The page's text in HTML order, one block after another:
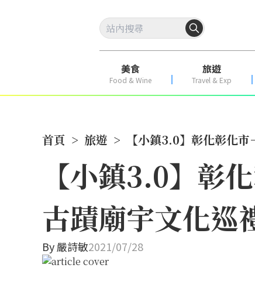
美食
Food & Wine
旅遊
Travel & Exp
首頁 > 旅遊 > 【小鎮3.0】彰化彰化
【小鎮3.0】彰
古蹟廟宇文化巡
By嚴詩敏2021/07/28